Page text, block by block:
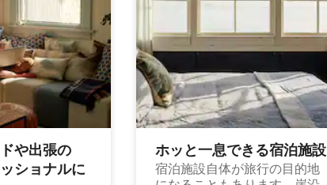
や出⁠張⁠の
シ⁠ョ⁠ナ⁠ル⁠に
ホッと一⁠息⁠で⁠き⁠る宿⁠泊施⁠設
宿泊施設自体が旅行の目的地